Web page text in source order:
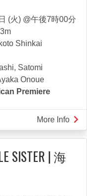
(火) @午後7時00分
Shinkai
Satomi
Onoue
Premiere
More Info
5
SISTER | 海